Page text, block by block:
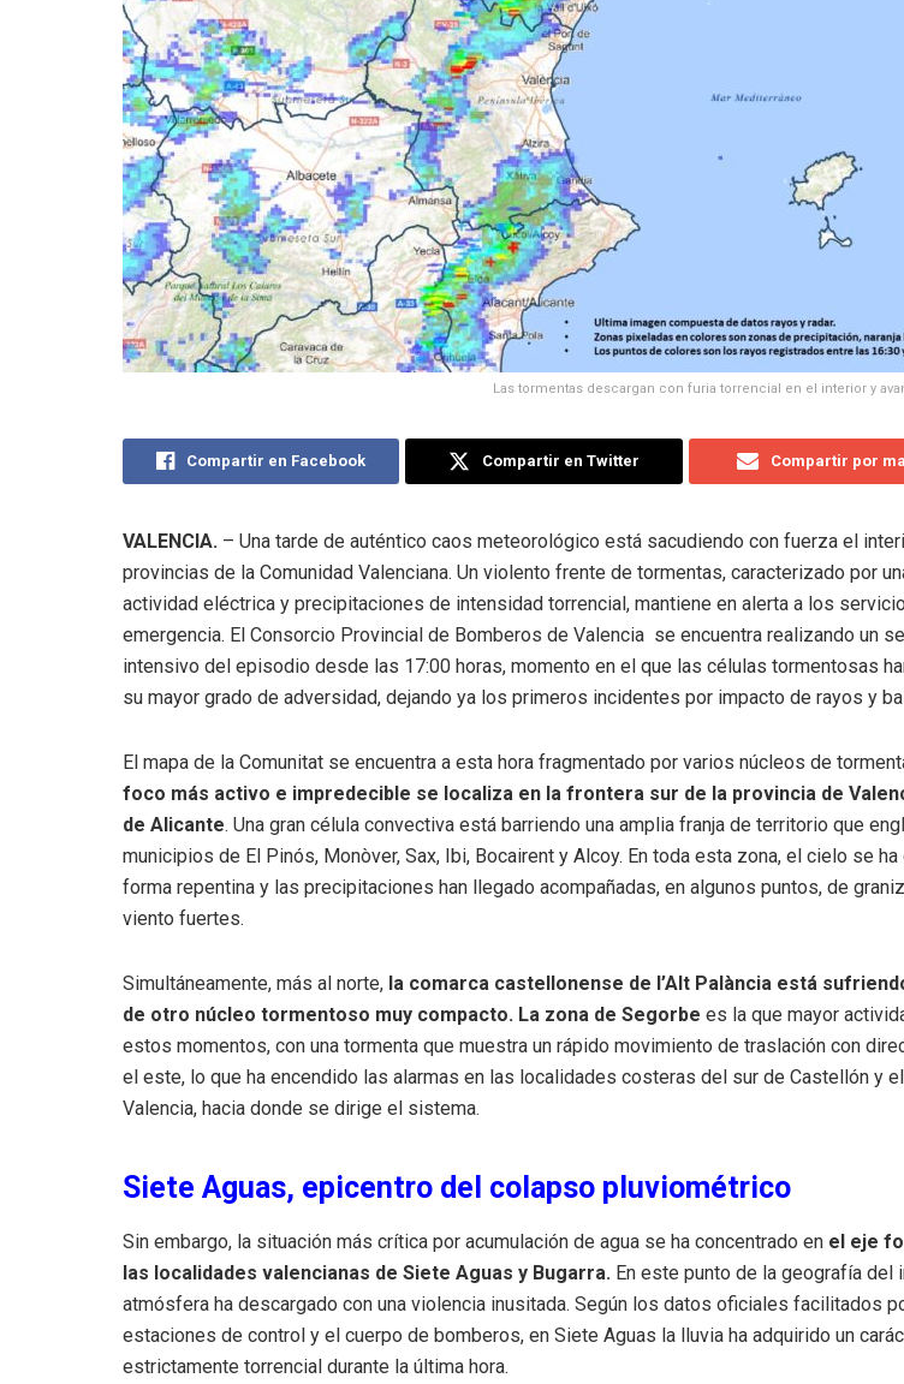
Las tormentas descargan con furia torrencial en el interior y
Compartir en Facebook Compartir en Twitter Compartir por
VALENCIA. – Una tarde de auténtico caos meteorológico está sacudiendo con fuerza el
provincias de la Comunidad Valenciana. Un violento frente de tormentas, caracterizado por
actividad eléctrica y precipitaciones de intensidad torrencial, mantiene en alerta a los
emergencia. El Consorcio Provincial de Bomberos de Valencia se encuentra realizando un
intensivo del episodio desde las 17:00 horas, momento en el que las células tormentosas
su mayor grado de adversidad, dejando ya los primeros incidentes por impacto de rayos y
El mapa de la Comunitat se encuentra a esta hora fragmentado por varios núcleos de
foco más activo e impredecible se localiza en la frontera sur de la provincia de
de Alicante. Una gran célula convectiva está barriendo una amplia franja de territorio que
municipios de El Pinós, Monòver, Sax, Ibi, Bocairent y Alcoy. En toda esta zona, el cielo se
forma repentina y las precipitaciones han llegado acompañadas, en algunos puntos, de
viento fuertes.
Simultáneamente, más al norte, la comarca castellonense de l’Alt Palància está
de otro núcleo tormentoso muy compacto. La zona de Segorbe es la que mayor
estos momentos, con una tormenta que muestra un rápido movimiento de traslación con
el este, lo que ha encendido las alarmas en las localidades costeras del sur de Castellón y
Valencia, hacia donde se dirige el sistema.
Siete Aguas, epicentro del colapso pluviométrico
Sin embargo, la situación más crítica por acumulación de agua se ha concentrado en el eje
las localidades valencianas de Siete Aguas y Bugarra. En este punto de la geografía del
atmósfera ha descargado con una violencia inusitada. Según los datos oficiales facilitados
estaciones de control y el cuerpo de bomberos, en Siete Aguas la lluvia ha adquirido un
estrictamente torrencial durante la última hora.